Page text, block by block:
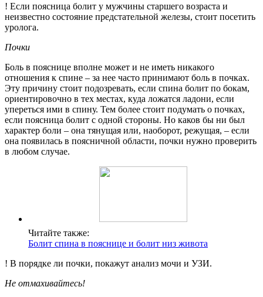
! Если поясница болит у мужчины старшего возраста и
неизвестно состояние предстательной железы, стоит посетить
уролога.
Почки
Боль в пояснице вполне может и не иметь никакого
отношения к спине – за нее часто принимают боль в почках.
Эту причину стоит подозревать, если спина болит по бокам,
ориентировочно в тех местах, куда ложатся ладони, если
упереться ими в спину. Тем более стоит подумать о почках,
если поясница болит с одной стороны. Но каков бы ни был
характер боли – она тянущая или, наоборот, режущая, – если
она появилась в поясничной области, почки нужно проверить
в любом случае.
Читайте также:
Болит спина в пояснице и болит низ живота
! В порядке ли почки, покажут анализ мочи и УЗИ.
Не отмахивайтесь!